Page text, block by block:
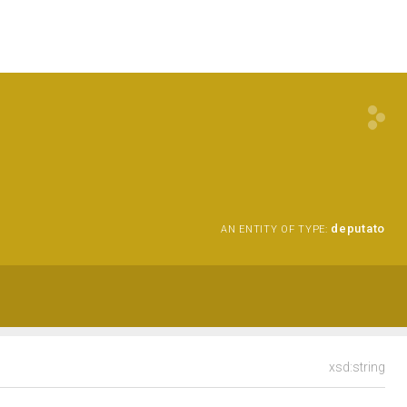
AN ENTITY OF TYPE: deputato
xsd:string